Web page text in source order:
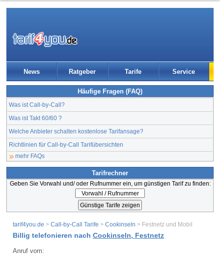
News Ratgeber Tarife Service
Häufige Fragen (FAQ)
Was ist Call-by-Call?
Was ist Takt 60/60 ?
Welche Anbieter schalten kostenlose Tarifansage?
Richtlinien für Call-by-Call Tarifübersichten
mehr FAQs
Tarifrechner
Geben Sie Vorwahl und/ oder Rufnummer ein, um günstigen Tarif zu finden:
tarif4you.de > Call-by-Call Tarife > Cookinseln > Festnetz und Mobil
Billig telefonieren nach Cookinseln, Festnetz
Anruf vom: